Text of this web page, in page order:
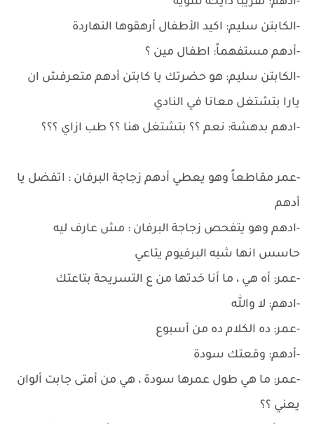
-الكابتن سليم: اكيد الأطفال أرهقوها النهاردة
-أدهم مستفهماً: اطفال مين ؟
-الكابتن سليم: هو حضرتك يا كابتن أدهم متعرفش ان
يارا بتشتغل معانا في النادي
-ادهم بدهشة: نعم ؟؟ بتشتغل هنا ؟؟ طب ازاي ؟؟؟
-عمر مقاطعاً وهو يعطي أدهم زجاجة البرفان : اتفضل يا
أدهم
-ادهم وهو يتفحص زجاجة البرفان : مش عارف ليه
حاسس انها شبه البرفيوم يتاعي
-عمر: أه هي ، ما أنا خدتها من ع التسريحة بتاعتك
-ادهم: لا والله
-عمر: ده الكلام ده من أسبوع
-أدهم: وقعتك سودة
-عمر: ما هي طول عمرها سودة ، هي من أمتى جابت ألوان
يعني ؟؟